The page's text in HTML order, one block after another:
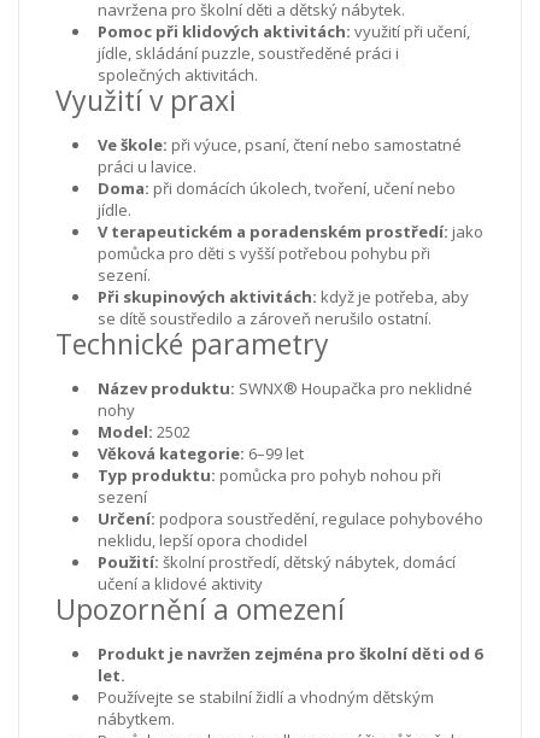
navržena pro školní děti a dětský nábytek.
Pomoc při klidových aktivitách: využití při učení,
jídle, skládání puzzle, soustředěné práci i
společných aktivitách.
Využití v praxi
Ve škole: při výuce, psaní, čtení nebo samostatné
práci u lavice.
Doma: při domácích úkolech, tvoření, učení nebo
jídle.
V terapeutickém a poradenském prostředí: jako
pomůcka pro děti s vyšší potřebou pohybu při
sezení.
Při skupinových aktivitách: když je potřeba, aby
se dítě soustředilo a zároveň nerušilo ostatní.
Technické parametry
Název produktu: SWNX® Houpačka pro neklidné
nohy
Model: 2502
Věková kategorie: 6–99 let
Typ produktu: pomůcka pro pohyb nohou při
sezení
Určení: podpora soustředění, regulace pohybového
neklidu, lepší opora chodidel
Použití: školní prostředí, dětský nábytek, domácí
učení a klidové aktivity
Upozornění a omezení
Produkt je navržen zejména pro školní děti od 6
let.
Používejte se stabilní židlí a vhodným dětským
nábytkem.